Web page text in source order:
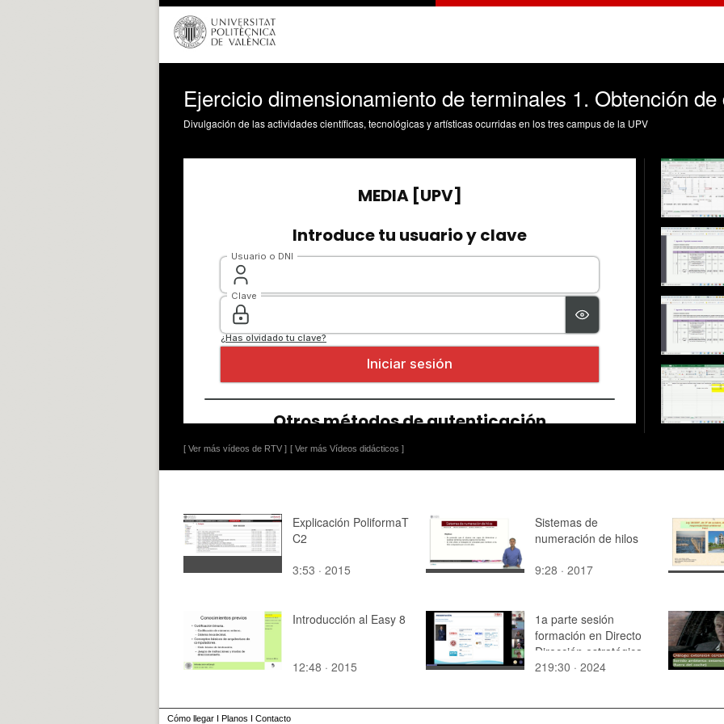
Ejercicio dimensionamiento de terminales 1. Obtención de
Divulgación de las actividades científicas, tecnológicas y artísticas ocurridas en los tres campus de la UPV
[ Ver más vídeos de RTV ] [ Ver más Vídeos didácticos ]
Explicación PoliformaT
C2
3:53 · 2015
Sistemas de
numeración de hilos
9:28 · 2017
Introducción al Easy 8
12:48 · 2015
1a parte sesión
formación en Directo
Dirección estratégica
219:30 · 2024
Cómo llegar I Planos I Contacto